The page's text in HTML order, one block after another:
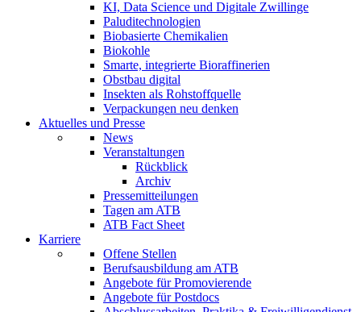
KI, Data Science und Digitale Zwillinge
Paluditechnologien
Biobasierte Chemikalien
Biokohle
Smarte, integrierte Bioraffinerien
Obstbau digital
Insekten als Rohstoffquelle
Verpackungen neu denken
Aktuelles und Presse
News
Veranstaltungen
Rückblick
Archiv
Pressemitteilungen
Tagen am ATB
ATB Fact Sheet
Karriere
Offene Stellen
Berufsausbildung am ATB
Angebote für Promovierende
Angebote für Postdocs